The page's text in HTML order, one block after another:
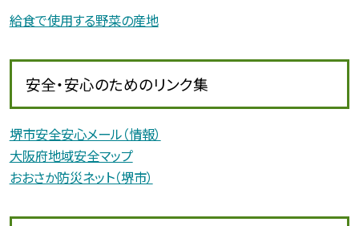
給食で使用する野菜の産地
安全・安心のためのリンク集
堺市安全安心メール（情報）
大阪府地域安全マップ
おおさか防災ネット（堺市）